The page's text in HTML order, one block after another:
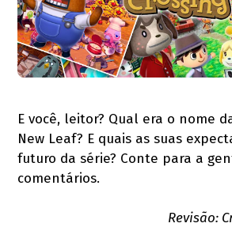
E você, leitor? Qual era o nome
New Leaf? E quais as suas
futuro da série? Conte para a
comentários.
Revisão: